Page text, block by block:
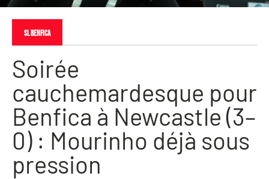
SL Benfica
Soirée
cauchemardesque pour
Benfica à Newcastle (3–
0) : Mourinho déjà sous
pression